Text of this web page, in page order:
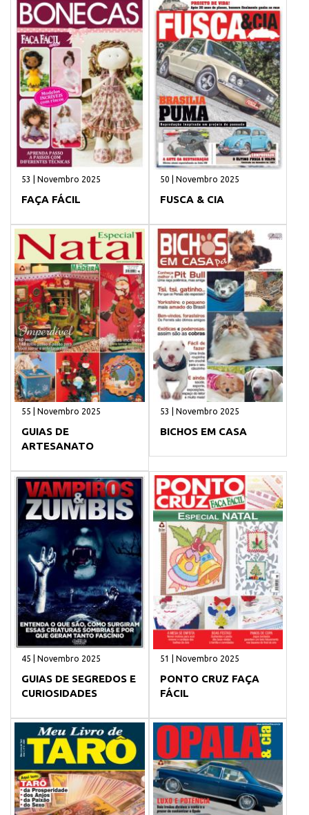
53 | Novembro 2025
FAÇA FÁCIL
50 | Novembro 2025
FUSCA & CIA
55 | Novembro 2025
GUIAS DE
ARTESANATO
53 | Novembro 2025
BICHOS EM CASA
45 | Novembro 2025
GUIAS DE SEGREDOS E
CURIOSIDADES
51 | Novembro 2025
PONTO CRUZ FAÇA
FÁCIL